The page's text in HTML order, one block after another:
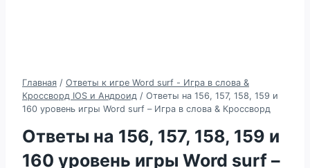
Главная / Ответы к игре Word surf - Игра в слова &
Кроссворд IOS и Андроид / Ответы на 156, 157, 158, 159 и
160 уровень игры Word surf – Игра в слова & Кроссворд
Ответы на 156, 157, 158, 159 и
160 уровень игры Word surf –